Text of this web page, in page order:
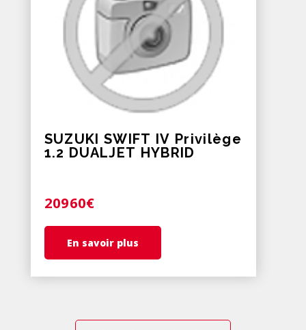
SUZUKI SWIFT IV Privilège
1.2 DUALJET HYBRID
20960€
En savoir plus